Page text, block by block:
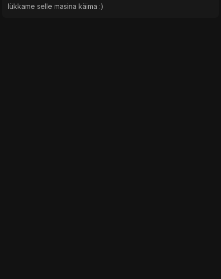
lükkame selle masina käima :)